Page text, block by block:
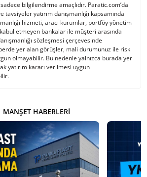
bilgilendirme amaçlıdır. Paratic.com’da
yatırım danışmanlığı kapsamında
hizmeti, aracı kurumlar, portföy yönetim
etmeyen bankalar ile müşteri arasında
sözleşmesi çerçevesinde
yer alan görüşler, mali durumunuz ile risk
olmayabilir. Bu nedenle yalnızca burada yer
yatırım kararı verilmesi uygun
MANŞET HABERLERI